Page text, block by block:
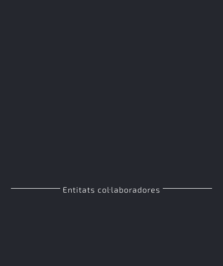
Entitats col·laboradores